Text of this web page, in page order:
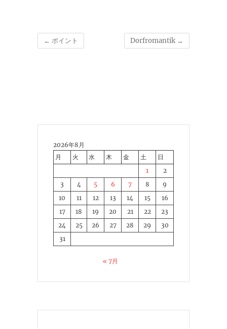
← ポイント Dorfromantik →
2026年8月
月
火 水 木 金 土
日
1
2
3
4 5 6 7 8
9
10
11 12 13 14 15
16
17
18 19 20 21 22
23
24
25 26 27 28 29
30
31
« 7月